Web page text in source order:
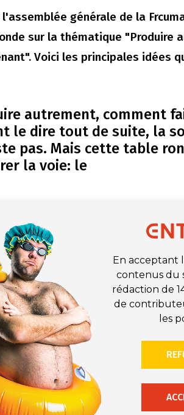
l'assemblée générale de la
sur la thématique "Produire
Voici les principales idées
autrement, comment
le dire tout de suite, la
pas. Mais cette table
la voie: le
En acceptant
contenus du
rédaction de
de
les